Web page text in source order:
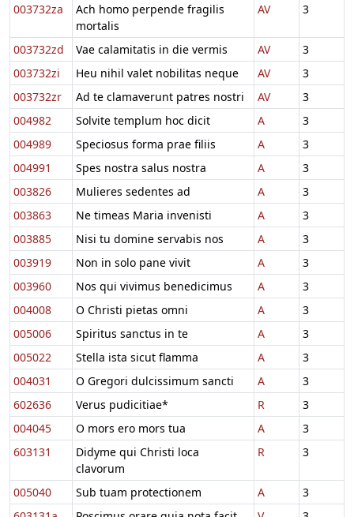
003732za
Ach homo perpende fragilis
mortalis
AV 3
003732zd Vae calamitatis in die vermis AV
3
003732zi
Heu nihil valet nobilitas neque AV
3
003732zr
Ad te clamaverunt patres nostri AV
3
004982
Solvite templum hoc dicit A
3
004989
Speciosus forma prae filiis A
3
004991
Spes nostra salus nostra A
3
003826
Mulieres sedentes ad A
3
003863
Ne timeas Maria invenisti A
3
003885
Nisi tu domine servabis nos A
3
003919
Non in solo pane vivit A
3
003960
Nos qui vivimus benedicimus A
3
004008
O Christi pietas omni A
3
005006
Spiritus sanctus in te A
3
005022
Stella ista sicut flamma A
3
004031
O Gregori dulcissimum sancti A
3
602636
Verus pudicitiae* R
3
004045
O mors ero mors tua A
3
603131
Didyme qui Christi loca
clavorum
R 3
005040 Sub tuam protectionem A
3